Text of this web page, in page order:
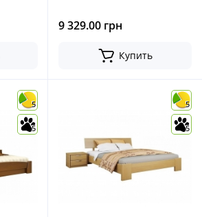
9 329.00 грн
Купить
5
5
5
5